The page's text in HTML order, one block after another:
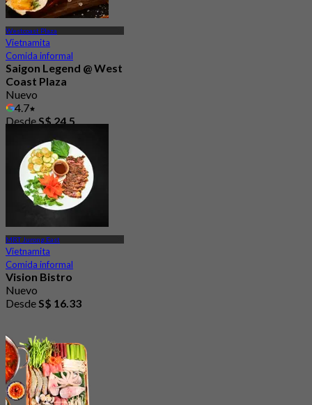
Westcoast Plaza
Vietnamita
Comida informal
Saigon Legend @ West
Coast Plaza
Nuevo
4.7
DesdeS$ 24.5
MRT Jurong East
Vietnamita
Comida informal
Vision Bistro
Nuevo
DesdeS$ 16.33